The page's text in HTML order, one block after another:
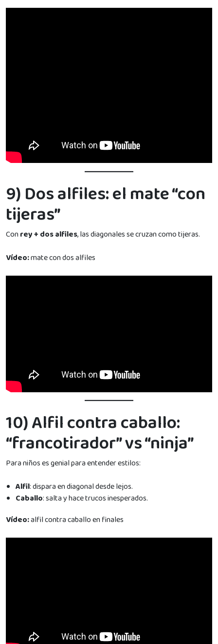
9) Dos alfiles: el mate “con
tijeras”
Conrey + dos alfiles, las diagonales se cruzan como tijeras.
Vídeo:mate con dos alfiles
10) Alfil contra caballo:
“francotirador” vs “ninja”
Para niños es genial para entender estilos:
Alfil: dispara en diagonal desde lejos.
Caballo: salta y hace trucos inesperados.
Vídeo:alfil contra caballo en finales